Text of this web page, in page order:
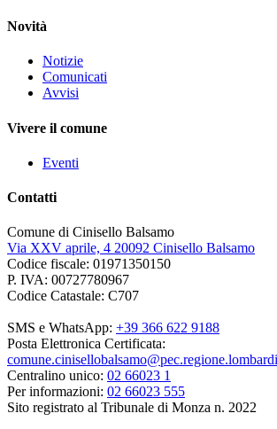
Novità
Notizie
Comunicati
Avvisi
Vivere il comune
Eventi
Contatti
Comune di Cinisello Balsamo
Via XXV aprile, 4 20092 Cinisello Balsamo
Codice fiscale: 01971350150
P. IVA: 00727780967
Codice Catastale: C707
SMS e WhatsApp: +39 366 622 9188
Posta Elettronica Certificata:
Centralino unico: 02 66023 1
Per informazioni: 02 66023 555
Sito registrato al Tribunale di Monza n. 2022